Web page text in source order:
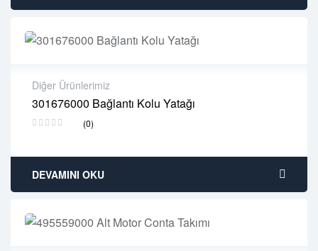
Diğer Ürünlerimiz
301676000 Bağlantı Kolu Yatağı
(0)
2 years warranty
Delivery time: 1-2 business days
DEVAMINI OKU